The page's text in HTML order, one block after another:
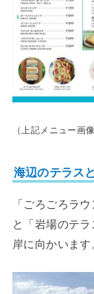
（上記メニュー画
海辺のテラス
「ごろごろラ
と「岩場のテ
岸に向かいます